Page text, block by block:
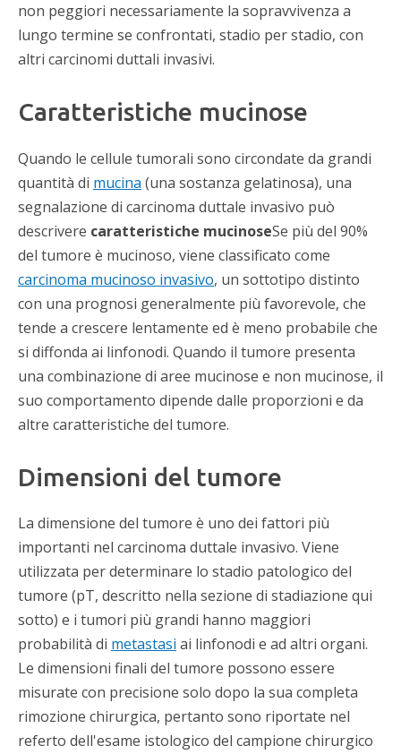
non peggiori necessariamente la sopravvivenza a
lungo termine se confrontati, stadio per stadio, con
altri carcinomi duttali invasivi.
Caratteristiche mucinose
Quando le cellule tumorali sono circondate da grandi
quantità di mucina (una sostanza gelatinosa), una
segnalazione di carcinoma duttale invasivo può
descrivere caratteristiche mucinoseSe più del 90%
del tumore è mucinoso, viene classificato come
carcinoma mucinoso invasivo, un sottotipo distinto
con una prognosi generalmente più favorevole, che
tende a crescere lentamente ed è meno probabile che
si diffonda ai linfonodi. Quando il tumore presenta
una combinazione di aree mucinose e non mucinose, il
suo comportamento dipende dalle proporzioni e da
altre caratteristiche del tumore.
Dimensioni del tumore
La dimensione del tumore è uno dei fattori più
importanti nel carcinoma duttale invasivo. Viene
utilizzata per determinare lo stadio patologico del
tumore (pT, descritto nella sezione di stadiazione qui
sotto) e i tumori più grandi hanno maggiori
probabilità di metastasi ai linfonodi e ad altri organi.
Le dimensioni finali del tumore possono essere
misurate con precisione solo dopo la sua completa
rimozione chirurgica, pertanto sono riportate nel
referto dell'esame istologico del campione chirurgico